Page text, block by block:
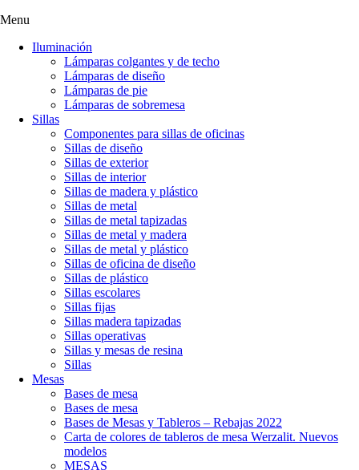
Menu
Iluminación
Lámparas colgantes y de techo
Lámparas de diseño
Lámparas de pie
Lámparas de sobremesa
Sillas
Componentes para sillas de oficinas
Sillas de diseño
Sillas de exterior
Sillas de interior
Sillas de madera y plástico
Sillas de metal
Sillas de metal tapizadas
Sillas de metal y madera
Sillas de metal y plástico
Sillas de oficina de diseño
Sillas de plástico
Sillas escolares
Sillas fijas
Sillas madera tapizadas
Sillas operativas
Sillas y mesas de resina
Sillas
Mesas
Bases de mesa
Bases de mesa
Bases de Mesas y Tableros – Rebajas 2022
Carta de colores de tableros de mesa Werzalit. Nuevos
modelos
MESAS